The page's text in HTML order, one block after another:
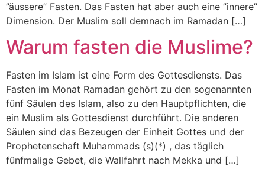
”äussere” Fasten. Das Fasten hat aber auch eine ”innere”
Dimension. Der Muslim soll demnach im Ramadan […]
Warum fasten die Muslime?
Fasten im Islam ist eine Form des Gottesdiensts. Das
Fasten im Monat Ramadan gehört zu den sogenannten
fünf Säulen des Islam, also zu den Hauptpflichten, die
ein Muslim als Gottesdienst durchführt. Die anderen
Säulen sind das Bezeugen der Einheit Gottes und der
Prophetenschaft Muhammads (s)(*) , das täglich
fünfmalige Gebet, die Wallfahrt nach Mekka und […]